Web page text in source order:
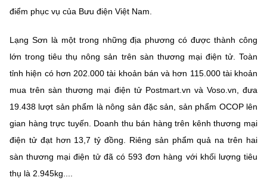
điểm phục vụ của Bưu điện Việt Nam.
Lạng Sơn là một trong những địa phương có được thành công
lớn trong tiêu thụ nông sản trên sàn thương mại điện tử. Toàn
tỉnh hiện có hơn 202.000 tài khoản bán và hơn 115.000 tài khoản
mua trên sàn thương mại điện tử Postmart.vn và Voso.vn, đưa
19.438 lượt sản phẩm là nông sản đặc sản, sản phẩm OCOP lên
gian hàng trực tuyến. Doanh thu bán hàng trên kênh thương mại
điện tử đạt hơn 13,7 tỷ đồng. Riêng sản phẩm quả na trên hai
sàn thương mại điện tử đã có 593 đơn hàng với khối lượng tiêu
thụ là 2.945kg....